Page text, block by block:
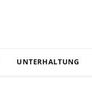
UNTERHALTUNG